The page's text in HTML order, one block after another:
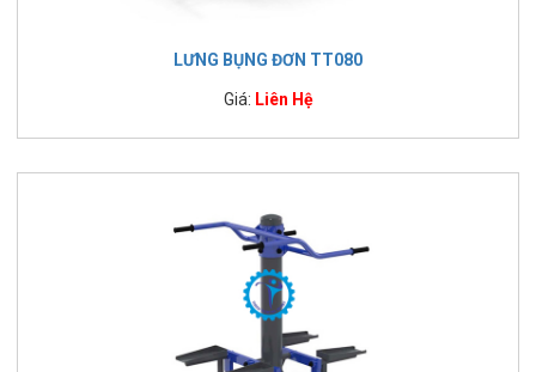
LƯNG BỤNG ĐƠN TT080
Giá: Liên Hệ